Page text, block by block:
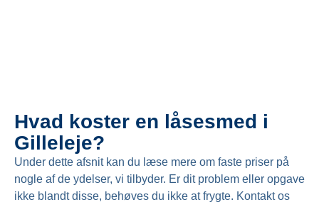
Hvad koster en låsesmed i
Gilleleje?
Under dette afsnit kan du læse mere om faste priser på
nogle af de ydelser, vi tilbyder. Er dit problem eller opgave
ikke blandt disse, behøves du ikke at frygte. Kontakt os